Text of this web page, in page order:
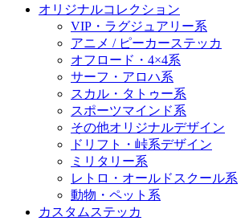
オリジナルコレクション
VIP・ラグジュアリー系
アニメ / ピーカーステッカ
オフロード・4×4系
サーフ・アロハ系
スカル・タトゥー系
スポーツマインド系
その他オリジナルデザイン
ドリフト・峠系デザイン
ミリタリー系
レトロ・オールドスクール系
動物・ペット系
カスタムステッカ